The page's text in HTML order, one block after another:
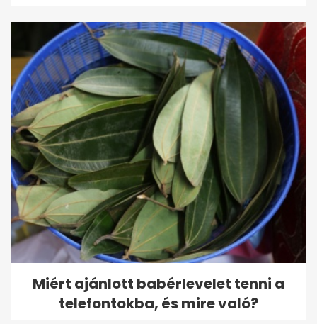
Miért ajánlott babérlevelet tenni a
telefontokba, és mire való?